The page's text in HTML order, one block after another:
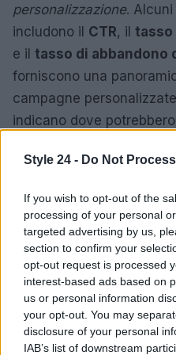
Style 24 - Do Not
If you wish to opt-out of the
processing of your personal
targeted advertising by us,
section to confirm your
opt-out request is processed
interest-based ads based on
us or personal information
your opt-out. You may
disclosure of your personal
IAB’s list of downstream
personalizzazione.
includono il CTR, il tasso
e il tasso di abbandono
forniscono una
campagne
indicano dove
carrello potrebbe
il processo di checkout o
personalizzate per
dell’acquisto. Inoltre, è
continui delle
utilizzando A/B test per
messaggi risultano più